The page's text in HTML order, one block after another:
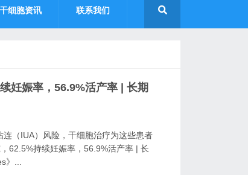
干细胞资讯 联系我们
妊娠率，56.9%活产率 | 长期
（IUA）风险，干细胞治疗为这些患者
62.5%持续妊娠率，56.9%活产率 | 长
...